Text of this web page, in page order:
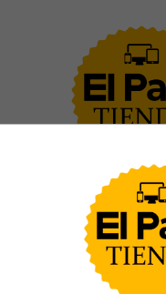
PRODUCTOS